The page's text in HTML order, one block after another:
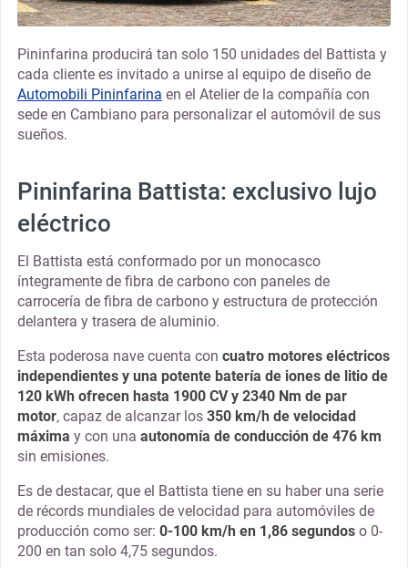
Pininfarina producirá tan solo 150 unidades del Battista y
cada cliente es invitado a unirse al equipo de diseño de
Automobili Pininfarina en el Atelier de la compañía con
sede en Cambiano para personalizar el automóvil de sus
sueños.
Pininfarina Battista: exclusivo lujo
eléctrico
El Battista está conformado por un monocasco
íntegramente de fibra de carbono con paneles de
carrocería de fibra de carbono y estructura de protección
delantera y trasera de aluminio.
Esta poderosa nave cuenta con cuatro motores eléctricos
independientes y una potente batería de iones de litio de
120 kWh ofrecen hasta 1900 CV y ​​2340 Nm de par
motor, capaz de alcanzar los350 km/h de velocidad
máxima y con una autonomía de conducción de 476 km
sin emisiones.
Es de destacar, que el Battista tiene en su haber una serie
de récords mundiales de velocidad para automóviles de
producción como ser: 0-100 km/h en 1,86 segundoso 0-
200 en tan solo 4,75 segundos.